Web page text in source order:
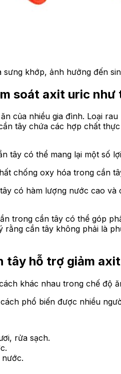
khớp, ảnh hưởng đến
soát axit uric như
của nhiều gia đình. Loại
tây chứa các hợp chất
tây có thể mang lại một số
chống oxy hóa trong cần
có hàm lượng nước cao
trong cần tây có thể góp
rằng cần tây không phải là
tây hỗ trợ giảm
khác nhau trong chế độ
phổ biến được nhiều
rửa sạch.